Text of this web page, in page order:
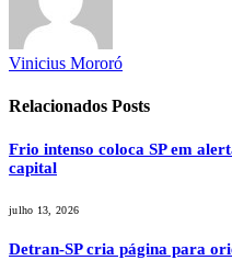
Vinicius Mororó
Relacionados Posts
Frio intenso coloca SP em
capital
julho 13, 2026
Detran-SP cria página para